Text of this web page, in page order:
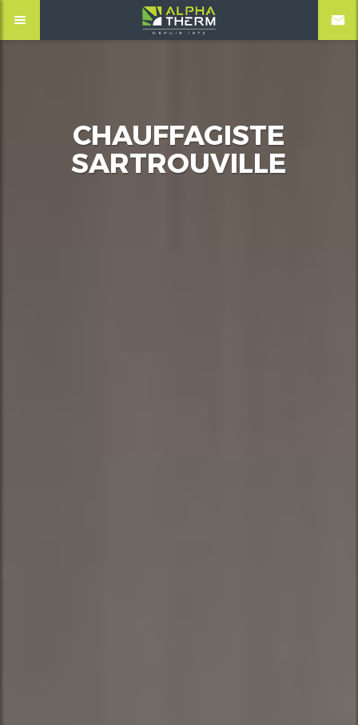
CHAUFFAGISTE
SARTROUVILLE